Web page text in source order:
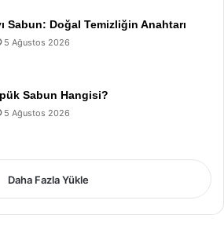
Sabun: Doğal Temizliğin Anahtarı
5 Ağustos 2026
Sabun Hangisi?
5 Ağustos 2026
Daha Fazla Yükle